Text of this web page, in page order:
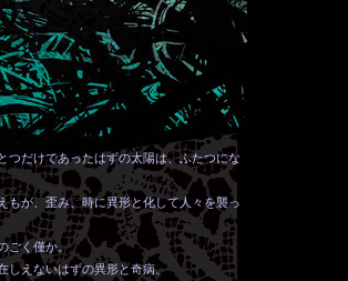
つだけであったはずの太陽は、ふたつにな
が、歪み、時に異形と化して人々を襲っ
ごく僅か。
しえないはずの異形と奇病、